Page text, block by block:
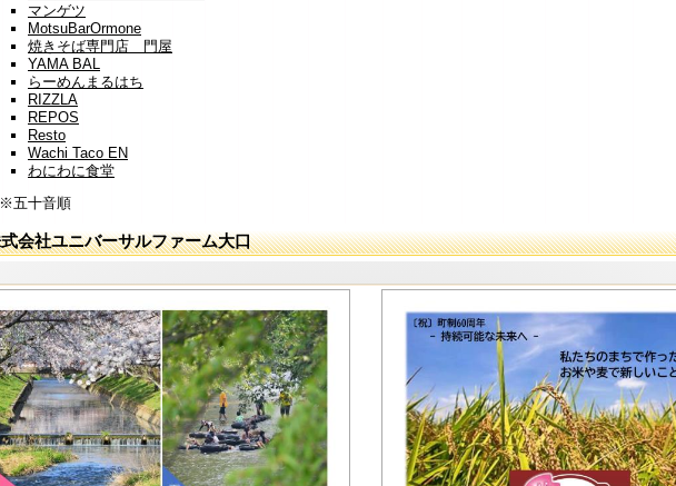
マンゲツ
MotsuBarOrmone
焼きそば専門店 門屋
YAMA BAL
らーめんまるはち
RIZZLA
REPOS
Resto
Wachi Taco EN
わにわに食堂
※五十音順
会社ユニバーサルファーム大口